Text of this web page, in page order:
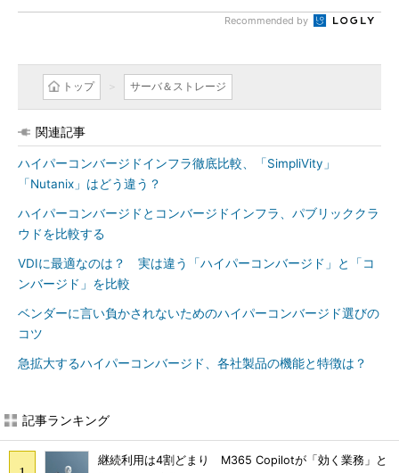
Recommended by
トップ サーバ＆ストレージ
関連記事
ハイパーコンバージドインフラ徹底比較、「SimpliVity」
「Nutanix」はどう違う？
ハイパーコンバージドとコンバージドインフラ、パブリッククラ
ウドを比較する
VDIに最適なのは？ 実は違う「ハイパーコンバージド」と「コ
ンバージド」を比較
ベンダーに言い負かされないためのハイパーコンバージド選びの
コツ
急拡大するハイパーコンバージド、各社製品の機能と特徴は？
記事ランキング
継続利用は4割どまり M365 Copilotが「効く業務」と